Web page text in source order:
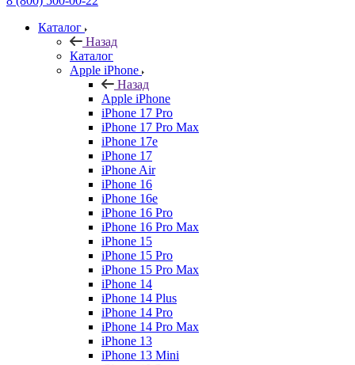
Каталог
Назад
Каталог
Apple iPhone
Назад
Apple iPhone
iPhone 17 Pro
iPhone 17 Pro Max
iPhone 17e
iPhone 17
iPhone Air
iPhone 16
iPhone 16e
iPhone 16 Pro
iPhone 16 Pro Max
iPhone 15
iPhone 15 Pro
iPhone 15 Pro Max
iPhone 14
iPhone 14 Plus
iPhone 14 Pro
iPhone 14 Pro Max
iPhone 13
iPhone 13 Mini